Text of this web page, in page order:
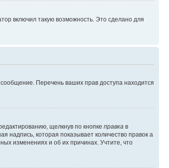
включил такую возможность. Это сделано для
Перечень ваших прав доступа находится
щелкнув по кнопке правка в
надпись, которая показывает количество правок а
изменениях и об их причинах. Учтите, что